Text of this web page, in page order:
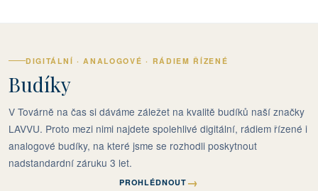
DIGITÁLNÍ · ANALOGOVÉ · RÁDIEM ŘÍZENÉ
Budíky
V Továrně na čas si dáváme záležet na kvalitě budíků naší značky
LAVVU. Proto mezi nimi najdete spolehlivé digitální, rádiem řízené i
analogové budíky, na které jsme se rozhodli poskytnout
nadstandardní záruku 3 let.
PROHLÉDNOUT →